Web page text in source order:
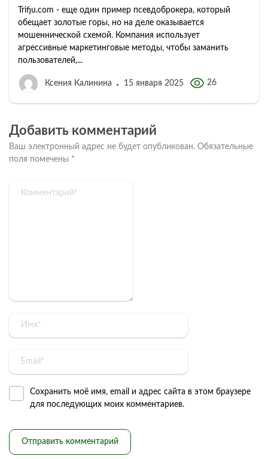
Trifju.com - еще один пример псевдоброкера, который
обещает золотые горы, но на деле оказывается
мошеннической схемой. Компания использует
агрессивные маркетинговые методы, чтобы заманить
пользователей,...
Ксения Калинина 15 января 2025 26
Добавить комментарий
Ваш электронный адрес не будет опубликован. Обязательные
поля помечены *
Сохранить моё имя, email и адрес сайта в этом браузере
для последующих моих комментариев.